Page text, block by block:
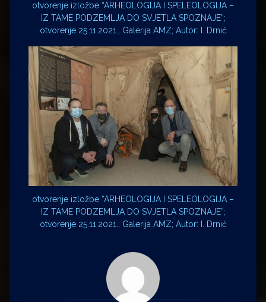
otvorenje izložbe “ARHEOLOGIJA I SPELEOLOGIJA –
IZ TAME PODZEMLJA DO SVJETLA SPOZNAJE”;
otvorenje 25.11.2021., Galerija AMZ; Autor: I. Drnić
otvorenje izložbe “ARHEOLOGIJA I SPELEOLOGIJA –
IZ TAME PODZEMLJA DO SVJETLA SPOZNAJE”;
otvorenje 25.11.2021., Galerija AMZ; Autor: I. Drnić